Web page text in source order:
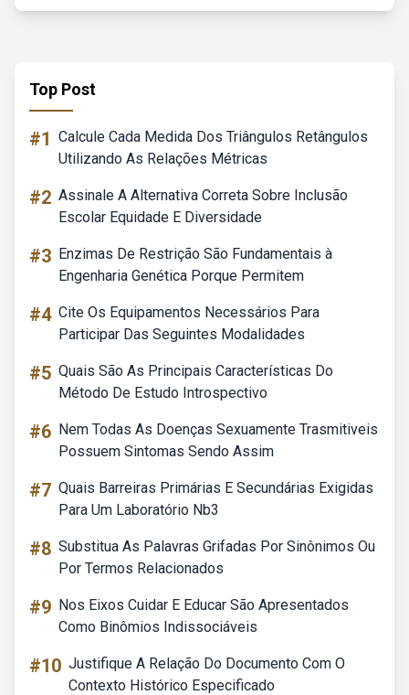
Top Post
#1 Calcule Cada Medida Dos Triângulos Retângulos
Utilizando As Relações Métricas
#2 Assinale A Alternativa Correta Sobre Inclusão
Escolar Equidade E Diversidade
#3 Enzimas De Restrição São Fundamentais à
Engenharia Genética Porque Permitem
#4 Cite Os Equipamentos Necessários Para
Participar Das Seguintes Modalidades
#5 Quais São As Principais Características Do
Método De Estudo Introspectivo
#6 Nem Todas As Doenças Sexuamente Trasmitiveis
Possuem Sintomas Sendo Assim
#7 Quais Barreiras Primárias E Secundárias Exigidas
Para Um Laboratório Nb3
#8 Substitua As Palavras Grifadas Por Sinônimos Ou
Por Termos Relacionados
#9 Nos Eixos Cuidar E Educar São Apresentados
Como Binômios Indissociáveis
#10 Justifique A Relação Do Documento Com O
Contexto Histórico Especificado